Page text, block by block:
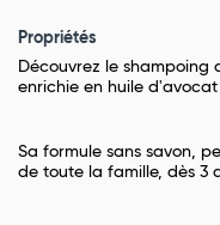
Propriétés
Découvrez le shampoing
enrichie en huile d'avocat
Sa formule sans savon,
de toute la famille, dès 3